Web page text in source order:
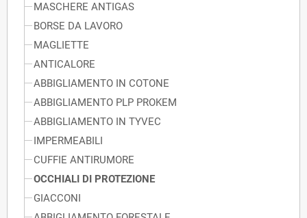
MASCHERE ANTIGAS
BORSE DA LAVORO
MAGLIETTE
ANTICALORE
ABBIGLIAMENTO IN COTONE
ABBIGLIAMENTO PLP PROKEM
ABBIGLIAMENTO IN TYVEC
IMPERMEABILI
CUFFIE ANTIRUMORE
OCCHIALI DI PROTEZIONE
GIACCONI